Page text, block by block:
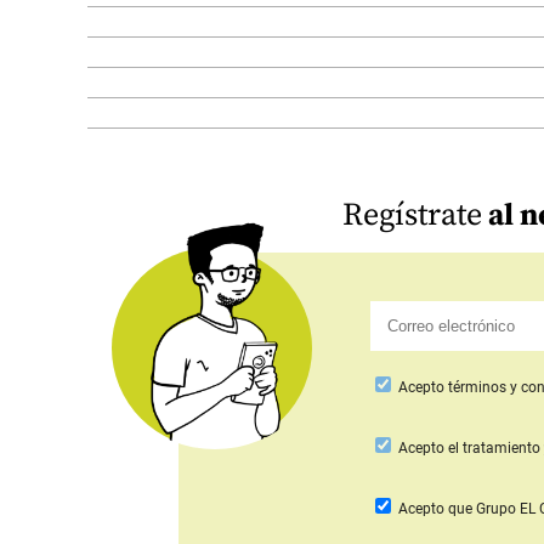
Regístrateal
Acepto términos y
Aceptoel tratamiento
Acepto que Grupo EL